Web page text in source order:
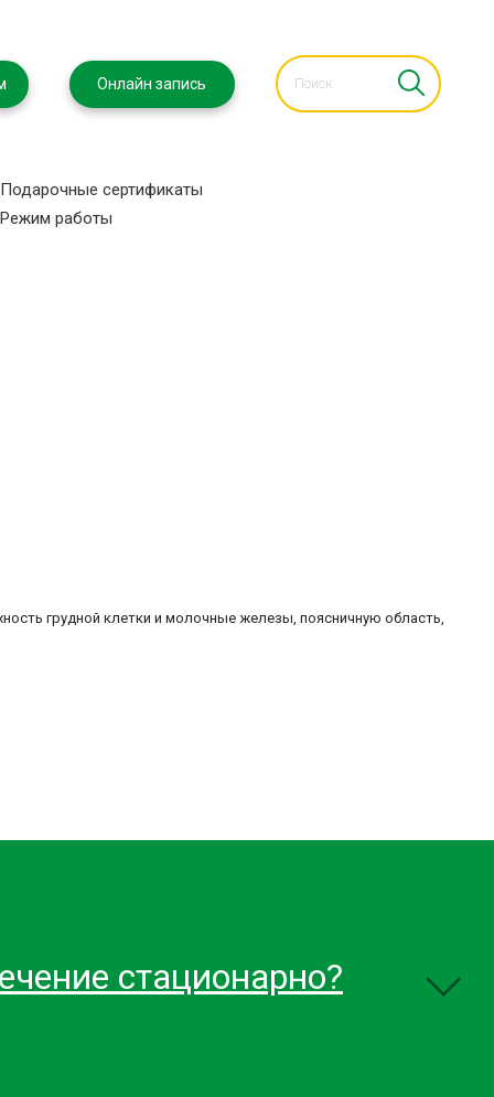
Онлайн запись
Подарочные сертификаты
Режим работы
грудной клетки и молочные железы, поясничную область,
стационарно?